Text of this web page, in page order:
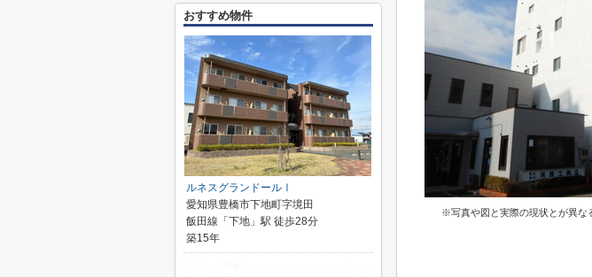
※写真や図と実際の現状とが異な
おすすめ物件
ルネスグランドールⅠ
愛知県豊橋市下地町字境田
飯田線「下地」駅 徒歩28分
築15年